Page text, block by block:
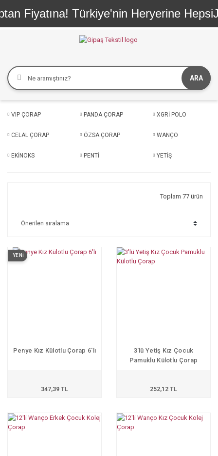
Türkiye'nin Heryerine HepsiJet
ARA
VIP ÇORAP PANDA ÇORAP XGRİ POLO
CELAL ÇORAP ÖZSA ÇORAP WANÇO
EKİNOKS PENTİ YETİŞ
Toplam 77 ürün
YENİ
Penye Kız Külotlu Çorap 6'lı
347,39 TL
3'lü Yetiş Kız Çocuk
Pamuklu Külotlu Çorap
252,12 TL